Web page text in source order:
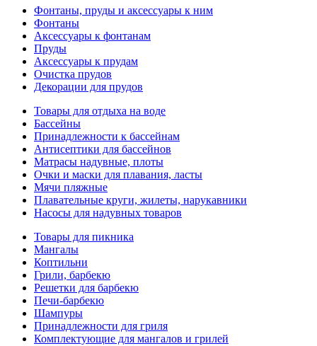
Фонтаны, пруды и аксессуары к ним
Фонтаны
Аксессуары к фонтанам
Пруды
Аксессуары к прудам
Очистка прудов
Декорации для прудов
Товары для отдыха на воде
Бассейны
Принадлежности к бассейнам
Антисептики для бассейнов
Матраcы надувные, плоты
Очки и маски для плавания, ласты
Мячи пляжные
Плавательные круги, жилеты, нарукавники
Насосы для надувных товаров
Товары для пикника
Мангалы
Коптильни
Грили, барбекю
Решетки для барбекю
Печи-барбекю
Шампуры
Принадлежности для гриля
Комплектующие для мангалов и грилей